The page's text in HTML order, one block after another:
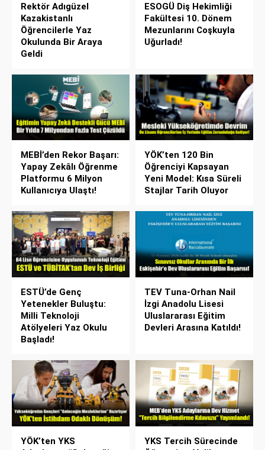
Rektör Adıgüzel
Kazakistanlı
Öğrencilerle Yaz
Okulunda Bir Araya
Geldi
ESOGÜ Diş Hekimliği
Fakültesi 10. Dönem
Mezunlarını Coşkuyla
Uğurladı!
MEBİ’den Rekor Başarı:
Yapay Zekâlı Öğrenme
Platformu 6 Milyon
Kullanıcıya Ulaştı!
YÖK’ten 120 Bin
Öğrenciyi Kapsayan
Yeni Model: Kısa Süreli
Stajlar Tarih Oluyor
ESTÜ’de Genç
Yetenekler Buluştu:
Milli Teknoloji
Atölyeleri Yaz Okulu
Başladı!
TEV Tuna-Orhan Nail
İzgi Anadolu Lisesi
Uluslararası Eğitim
Devleri Arasına Katıldı!
YÖK’ten YKS
YKS Tercih Sürecinde